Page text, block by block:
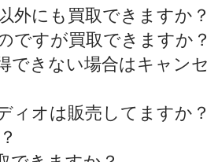
外にも買取できますか？
ですが買取できますか？
できない場合はキャンセ
ィオは販売してますか？